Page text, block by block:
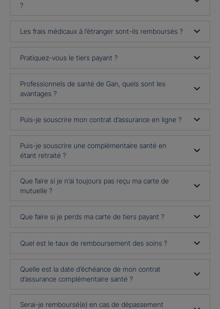
?
Les frais médicaux à l’étranger sont-ils remboursés ?
Pratiquez-vous le tiers payant ?
Professionnels de santé de Gan, quels sont les
avantages ?
Puis-je souscrire mon contrat d’assurance en ligne ?
Puis-je souscrire une complémentaire santé en
étant retraité ?
Que faire si je n’ai toujours pas reçu ma carte de
mutuelle ?
Que faire si je perds ma carte de tiers payant ?
Quel est le taux de remboursement des soins ?
Quelle est la date d’échéance de mon contrat
d’assurance complémentaire santé ?
Serai-je remboursé(e) en cas de dépassement